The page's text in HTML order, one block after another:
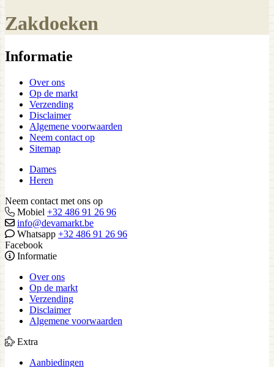
Zakdoeken
Informatie
Over ons
Op de markt
Verzending
Disclaimer
Algemene voorwaarden
Neem contact op
Sitemap
Dames
Heren
Neem contact met ons op
Mobiel +32 486 91 26 96
info@devamarkt.be
Whatsapp +32 486 91 26 96
Facebook
Informatie
Over ons
Op de markt
Verzending
Disclaimer
Algemene voorwaarden
Extra
Aanbiedingen